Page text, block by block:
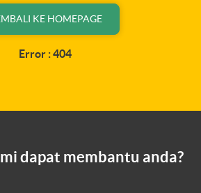
KE HOMEPAGE
Error : 404
dapat membantu anda?